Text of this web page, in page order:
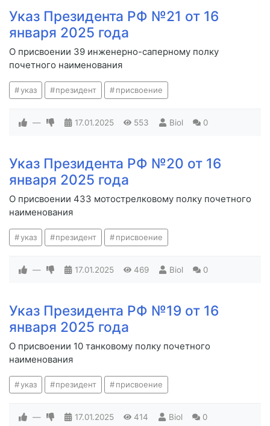
Указ Президента РФ №21 от 16
января 2025 года
О присвоении 39 инженерно-саперному полку
почетного наименования
указ президент присвоение
— 17.01.2025 553 Biol 0
Указ Президента РФ №20 от 16
января 2025 года
О присвоении 433 мотострелковому полку почетного
наименования
указ президент присвоение
— 17.01.2025 469 Biol 0
Указ Президента РФ №19 от 16
января 2025 года
О присвоении 10 танковому полку почетного
наименования
указ президент присвоение
— 17.01.2025 414 Biol 0